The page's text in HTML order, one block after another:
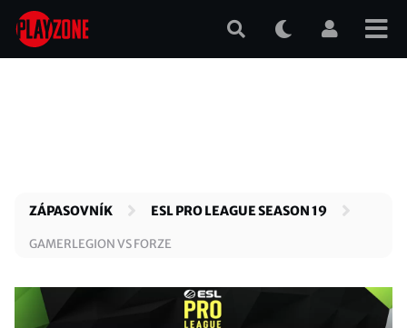
Přejít
hlavnímu
ZÁPASOVNÍK ESL PRO LEAGUE SEASON 19
GAMERLEGION VS FORZE